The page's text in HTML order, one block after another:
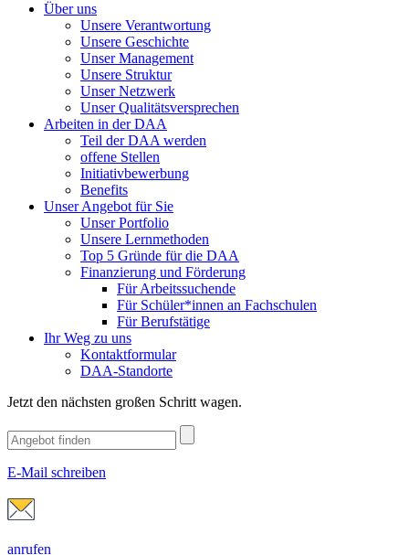
Über uns
Unsere Verantwortung
Unsere Geschichte
Unser Management
Unsere Struktur
Unser Netzwerk
Unser Qualitätsversprechen
Arbeiten in der DAA
Teil der DAA werden
offene Stellen
Initiativbewerbung
Benefits
Unser Angebot für Sie
Unser Portfolio
Unsere Lernmethoden
Top 5 Gründe für die DAA
Finanzierung und Förderung
Für Arbeitssuchende
Für Schüler*innen an Fachschulen
Für Berufstätige
Ihr Weg zu uns
Kontaktformular
DAA-Standorte
Jetzt den nächsten großen Schritt wagen.
E-Mail schreiben
anrufen